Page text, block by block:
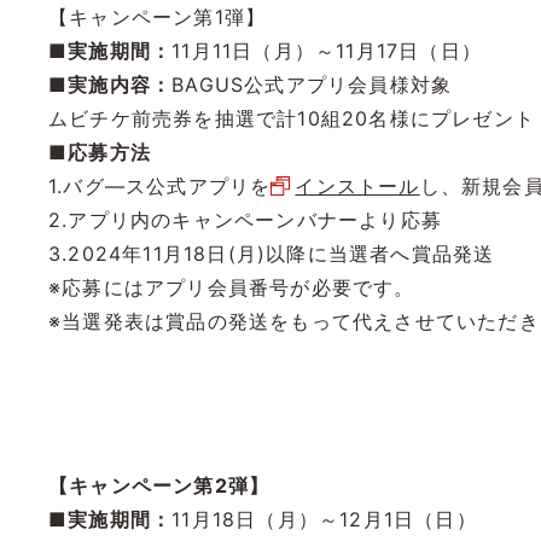
【キャンペーン第1弾】
■実施期間： 11月11日（月）～11月17日（日）
■実施内容： BAGUS公式アプリ会員様対象
ムビチケ前売券を抽選で計10組20名様にプレゼント
■応募方法
1.バグ―ス公式アプリを
インストール し、新規会
2.アプリ内のキャンペーンバナーより応募
3.2024年11月18日(月)以降に当選者へ賞品発送
※応募にはアプリ会員番号が必要です。
※当選発表は賞品の発送をもって代えさせていただき
【キャンペーン第2弾】
■実施期間： 11月18日（月）～12月1日（日）